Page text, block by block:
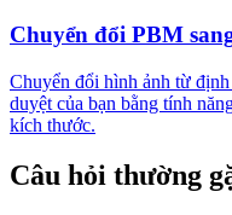
Chuyển đổi PBM
Chuyển đổi hình ảnh từ
duyệt của bạn bằng tính
kích thước.
Câu hỏi thường